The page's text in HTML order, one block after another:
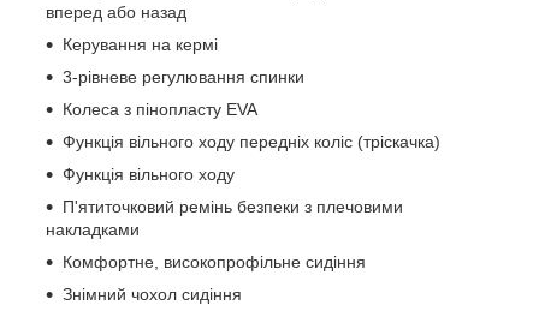
вперед або назад
Керування на кермі
3-рівневе регулювання спинки
Колеса з пінопласту EVA
Функція вільного ходу передніх коліс (тріскачка)
Функція вільного ходу
П'ятиточковий ремінь безпеки з плечовими
накладками
Комфортне, високопрофільне сидіння
Знімний чохол сидіння